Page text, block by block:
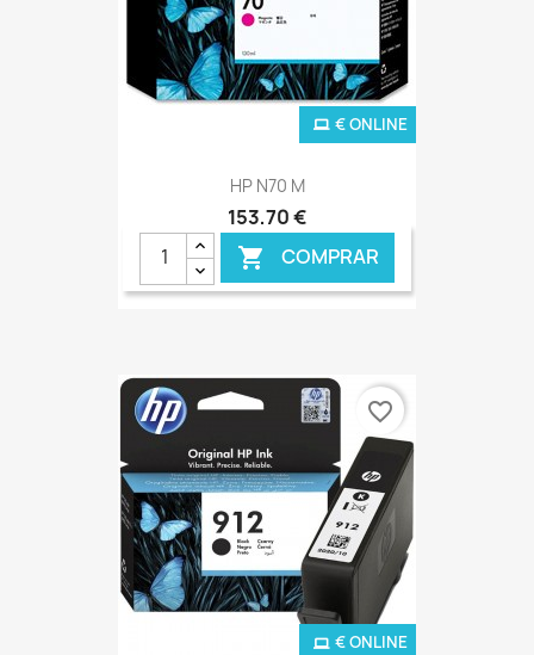
HP N70 M
153,70 €
 COMPRAR
€ ONLINE
€ ONLINE
favorite_border